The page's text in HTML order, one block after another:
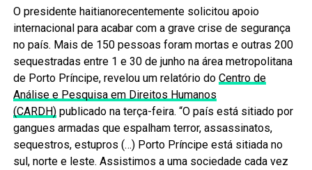
O presidente haitianorecentemente solicitou apoio
internacional para acabar com a grave crise de segurança
no país. Mais de 150 pessoas foram mortas e outras 200
sequestradas entre 1 e 30 de junho na área metropolitana
de Porto Príncipe, revelou um relatório do Centro de
Análise e Pesquisa em Direitos Humanos
(CARDH)publicado na terça-feira. “O país está sitiado por
gangues armadas que espalham terror, assassinatos,
sequestros, estupros (…) Porto Príncipe está sitiada no
sul, norte e leste. Assistimos a uma sociedade cada vez